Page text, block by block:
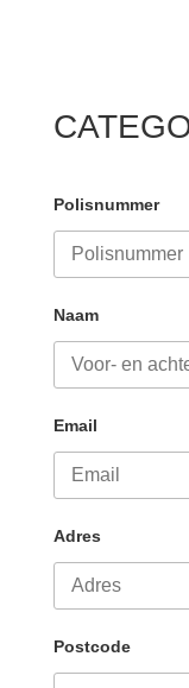
Polisnummer
Naam
Email
Adres
Postcode